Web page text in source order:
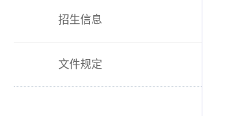
招生信息
文件规定